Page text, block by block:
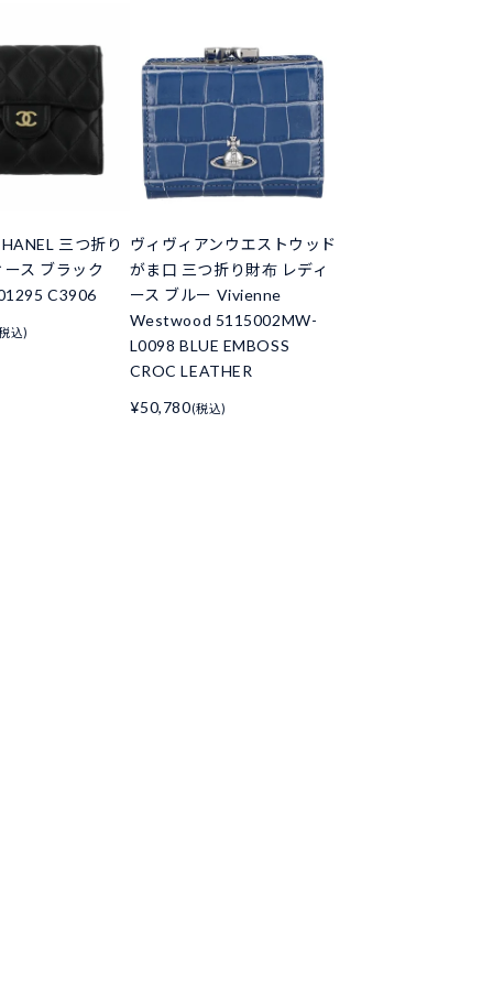
三つ折り
ス ブラック
C3906
込)
ヴィヴィアンウエストウッド
がま口 三つ折り財布 レディ
ース ブルー Vivienne
Westwood 5115002MW-
L0098 BLUE EMBOSS
CROC LEATHER
¥50,780(税込)